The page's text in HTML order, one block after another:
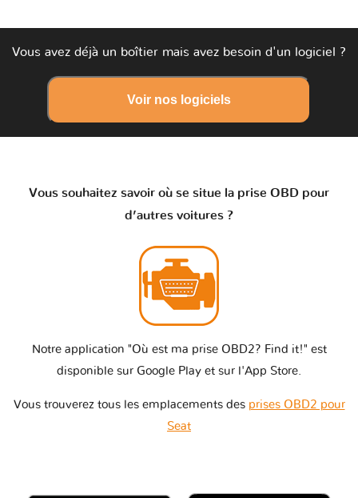
Vous avez déjà un boîtier mais avez besoin d'un logiciel ?
Voir nos logiciels
Vous souhaitez savoir où se situe la prise OBD pour
d’autres voitures ?
Notre application "Où est ma prise OBD2? Find it!" est
disponible sur Google Play et sur l'App Store.
Vous trouverez tous les emplacements des prises OBD2 pour
Seat